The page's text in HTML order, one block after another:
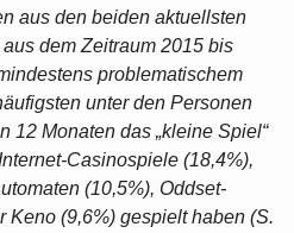
aus den beiden aktuellsten
dem Zeitraum 2015 bis
problematischem
unter den Personen
12 Monaten das „kleine Spiel“
Casinospiele (18,4%),
(10,5%), Oddset-
Keno (9,6%) gespielt haben (S.